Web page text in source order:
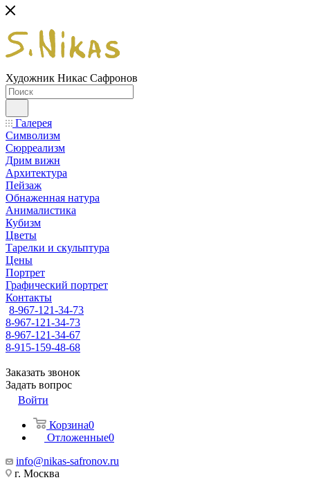
Художник Никас Сафронов
Галерея
Символизм
Сюрреализм
Дрим вижн
Архитектура
Пейзаж
Обнаженная натура
Анималистика
Кубизм
Цветы
Тарелки и скульптура
Цены
Портрет
Графический портрет
Контакты
8-967-121-34-73
8-967-121-34-73
8-967-121-34-67
8-915-159-48-68
Заказать звонок
Задать вопрос
Войти
Корзина0
Отложенные0
info@nikas-safronov.ru
г. Москва